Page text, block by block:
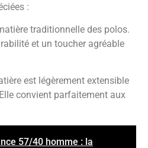
:
traditionnelle des polos.
et un toucher agréable
est légèrement extensible
convient parfaitement aux
57/40 homme : la